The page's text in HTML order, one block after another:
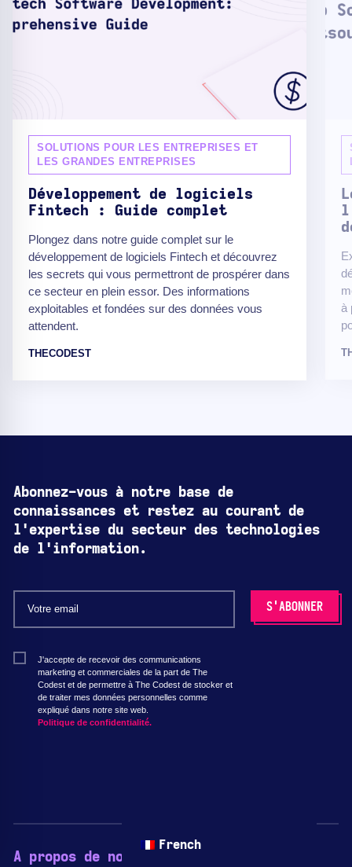
SOLUTIONS POUR LES ENTREPRISES ET
LES GRANDES ENTREPRISES
Développement de logiciels
Fintech : Guide complet
Plongez dans notre guide complet sur le
développement de logiciels Fintech et découvrez
les secrets qui vous permettront de prospérer dans
ce secteur en plein essor. Des informations
exploitables et fondées sur des données vous
attendent.
THECODEST
à
Abonnez-vous à notre base de
connaissances et restez au courant de
l'expertise du secteur des technologies
de l'information.
J'accepte de recevoir des communications
marketing et commerciales de la part de The
Codest et de permettre à The Codest de stocker et
de traiter mes données personnelles comme
expliqué dans notre site web.
Politique de confidentialité.
A propos de nous
French